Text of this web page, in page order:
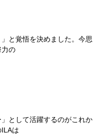
と覚悟を決めました。今思
力の
として活躍するのがこれか
は